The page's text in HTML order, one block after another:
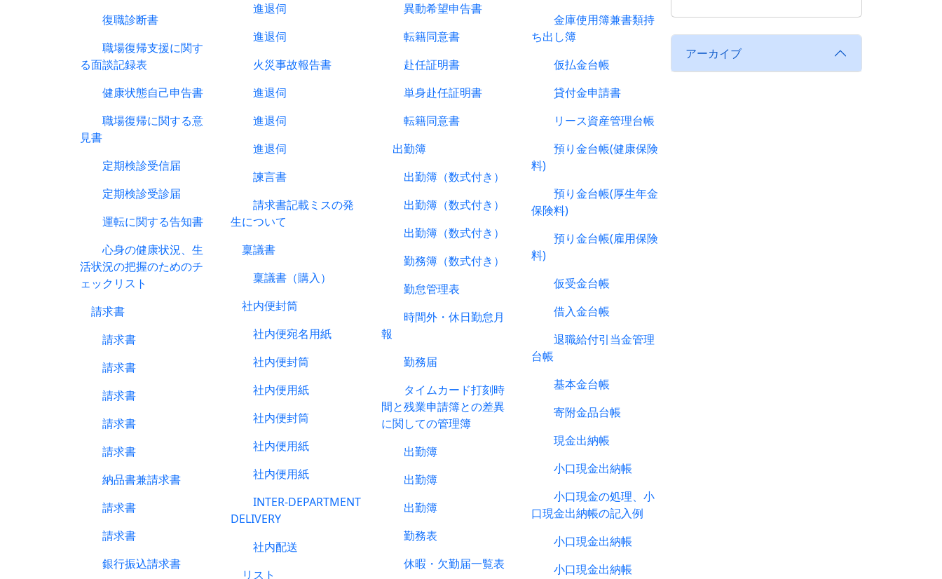
復職診断書
職場復帰支援に関す
る面談記録表
健康状態自己申告書
職場復帰に関する意
見書
定期検診受信届
定期検診受診届
運転に関する告知書
心身の健康状況、生
活状況の把握のためのチ
ェックリスト
請求書
請求書
請求書
請求書
請求書
請求書
納品書兼請求書
請求書
請求書
銀行振込請求書
進退伺
進退伺
火災事故報告書
進退伺
進退伺
進退伺
諫言書
請求書記載ミスの発
生について
稟議書
稟議書（購入）
社内便封筒
社内便宛名用紙
社内便封筒
社内便用紙
社内便封筒
社内便用紙
社内便用紙
INTER-DEPARTMENT
DELIVERY
社内配送
リスト
異動希望申告書
転籍同意書
赴任証明書
単身赴任証明書
転籍同意書
出勤簿
出勤簿（数式付き）
出勤簿（数式付き）
出勤簿（数式付き）
勤務簿（数式付き）
勤怠管理表
時間外・休日勤怠月
報
勤務届
タイムカード打刻時
間と残業申請簿との差異
に関しての管理簿
出勤簿
出勤簿
出勤簿
勤務表
休暇・欠勤届一覧表
金庫使用簿兼書類持
ち出し簿
仮払金台帳
貸付金申請書
リース資産管理台帳
預り金台帳(健康保険
料)
預り金台帳(厚生年金
保険料)
預り金台帳(雇用保険
料)
仮受金台帳
借入金台帳
退職給付引当金管理
台帳
基本金台帳
寄附金品台帳
現金出納帳
小口現金出納帳
小口現金の処理、小
口現金出納帳の記入例
小口現金出納帳
小口現金出納帳
アーカイブ